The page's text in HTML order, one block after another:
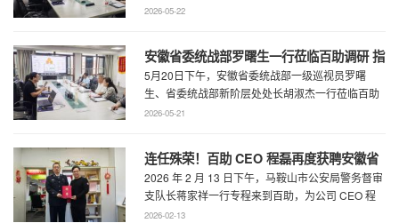
主任何慧、市政协专委会综合五科副科长 ...
2026-05-22
安徽省委统战部罗曙生一行莅临百助调研 指
导新阶层人士工作
5月20日下午，安徽省委统战部一级巡视员罗曙
生、省委统战部新阶层处处长胡淑杰一行莅临百助
走访调研，马鞍山市委统战部副部长王林陪 ...
2026-05-21
连任殊荣！百助 CEO 程磊再度获聘安徽省
公安厅党风政风警风监督员
2026 年 2 月 13 日下午，马鞍山市公安局警务督审
支队长蒋家祥一行专程来到百助，为公司 CEO 程
磊现场颁发安徽省公安厅党风 ...
2026-02-13